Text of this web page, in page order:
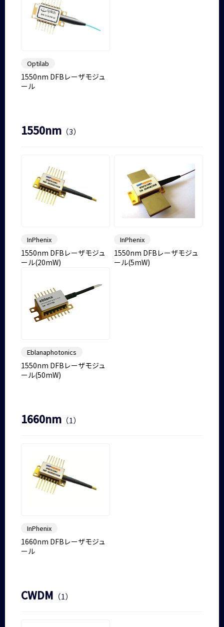
Optilab
1550nm DFBレーザモジュ
ール
1550nm （3）
InPhenix
1550nm DFBレーザモジュ
ール(20mW)
InPhenix
1550nm DFBレーザモジュ
ール(5mW)
Eblanaphotonics
1550nm DFBレーザモジュ
ール(50mW)
1660nm （1）
InPhenix
1660nm DFBレーザモジュ
ール
CWDM （1）